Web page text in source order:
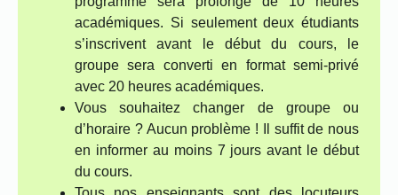
académiques. Si seulement deux étudiants
s’inscrivent avant le début du cours, le
groupe sera converti en format semi-privé
avec 20 heures académiques.
Vous souhaitez changer de groupe ou
d’horaire ? Aucun problème ! Il suffit de nous
en informer au moins 7 jours avant le début
du cours.